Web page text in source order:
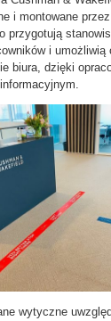
i montowane
przygotują
i umożliwią
biura, dzięki
wytyczne